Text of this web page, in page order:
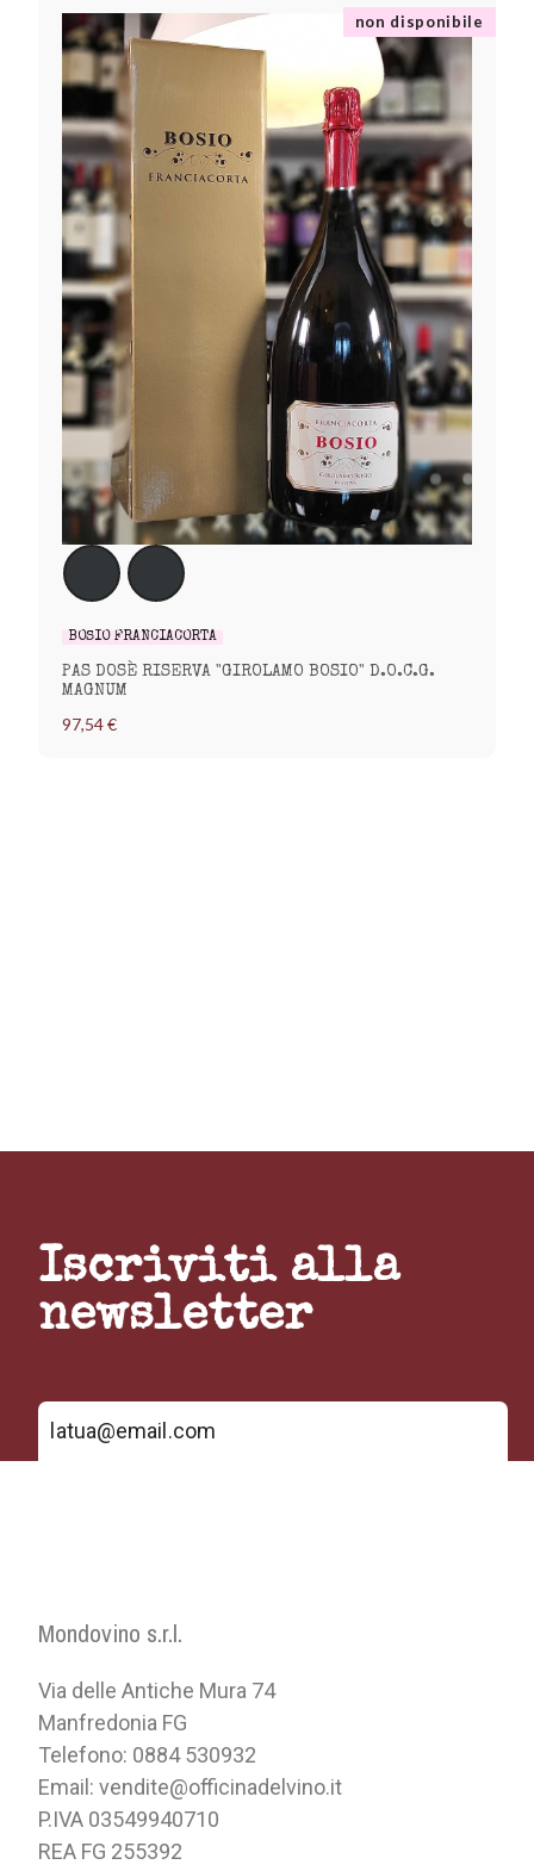
BOSIO FRANCIACORTA
PAS DOSÈ RISERVA "GIROLAMO BOSIO" D.O.C.G.
MAGNUM
97,54 €
non disponibile
Iscriviti alla
newsletter
Mondovino s.r.l.
Via delle Antiche Mura 74
Manfredonia FG
Telefono: 0884 530932
Email: vendite@officinadelvino.it
P.IVA 03549940710
REA FG 255392